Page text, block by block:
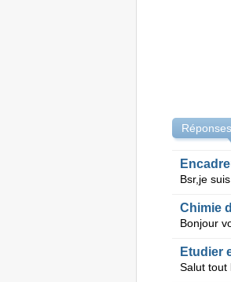
Chimie
Etudier